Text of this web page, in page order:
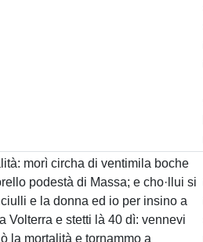
morì circha di ventimila boche
podestà di Massa; e cho·llui si
e la donna ed io per insino a
Volterra e stetti là 40 dì: vennevi
la mortalità e tornammo a